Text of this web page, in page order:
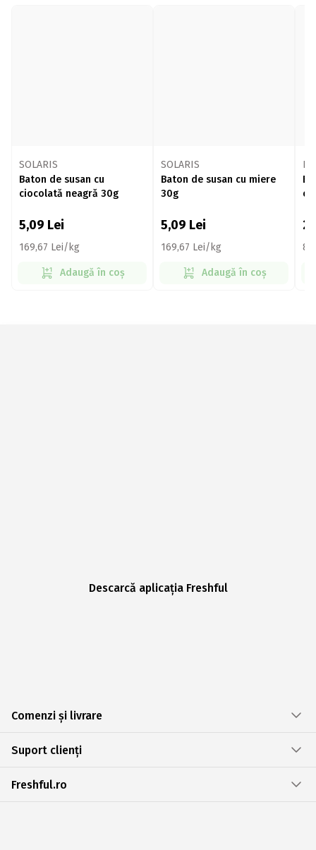
SOLARIS
Baton de susan cu
ciocolată neagră 30g
5,09 Lei
169,67 Lei/kg
Adaugă în coș
SOLARIS
Baton de susan cu miere
30g
5,09 Lei
169,67 Lei/kg
Adaugă în coș
Descarcă aplicația Freshful
Comenzi și livrare
Suport clienți
Freshful.ro